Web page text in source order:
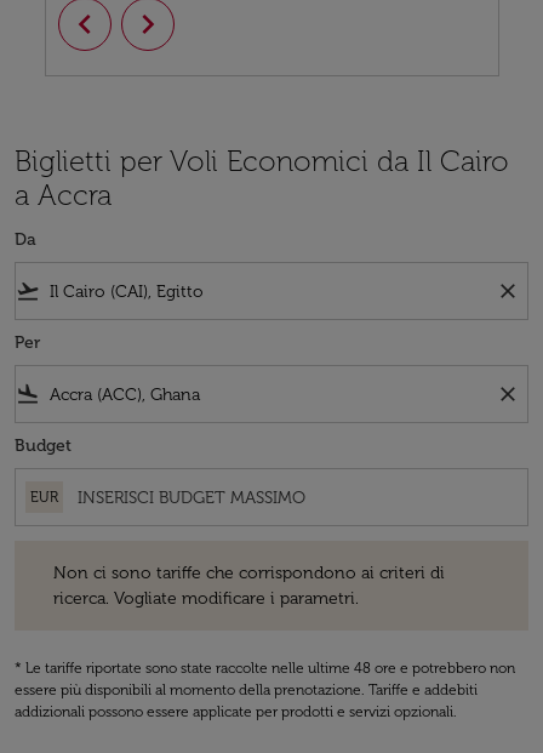
chevron_left chevron_right
Biglietti per Voli Economici da Il Cairo
a Accra
Da
flight_takeoff close
Per
flight_land close
Budget
EUR
Non ci sono tariffe che corrispondono ai criteri di
ricerca. Vogliate modificare i parametri.
* Le tariffe riportate sono state raccolte nelle ultime 48 ore e potrebbero non
essere più disponibili al momento della prenotazione. Tariffe e addebiti
addizionali possono essere applicate per prodotti e servizi opzionali.